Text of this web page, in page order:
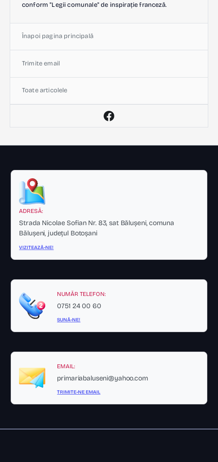
conform "Legii comunale" de inspirație franceză.
Înapoi pagina principală
Trimite email
Toate articolele
ADRESĂ:
Strada Nicolae Sofian Nr. 83, sat Bălușeni, comuna
Bălușeni, județul Botoșani
VIZITEAZĂ-NE!
NUMĂR TELEFON:
0751 24 00 60
SUNĂ-NE!
EMAIL:
primariabaluseni@yahoo.com
TRIMITE-NE EMAIL